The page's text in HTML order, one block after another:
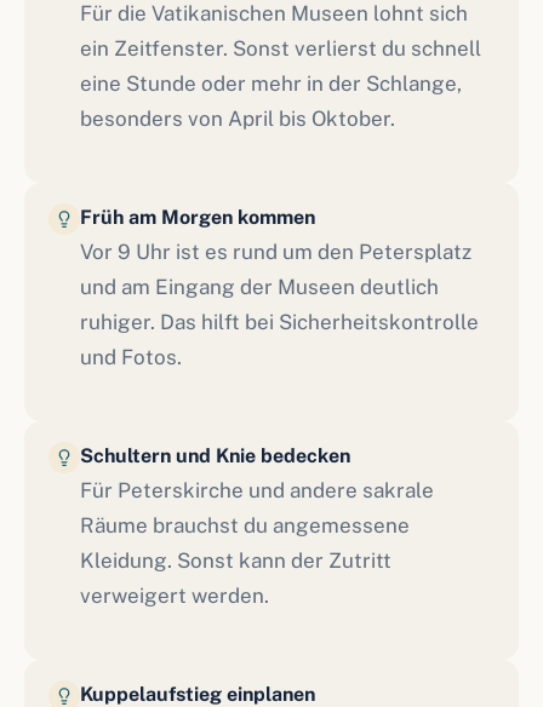
Für die Vatikanischen Museen lohnt sich
ein Zeitfenster. Sonst verlierst du schnell
eine Stunde oder mehr in der Schlange,
besonders von April bis Oktober.
Früh am Morgen kommen
Vor 9 Uhr ist es rund um den Petersplatz
und am Eingang der Museen deutlich
ruhiger. Das hilft bei Sicherheitskontrolle
und Fotos.
Schultern und Knie bedecken
Für Peterskirche und andere sakrale
Räume brauchst du angemessene
Kleidung. Sonst kann der Zutritt
verweigert werden.
Kuppelaufstieg einplanen